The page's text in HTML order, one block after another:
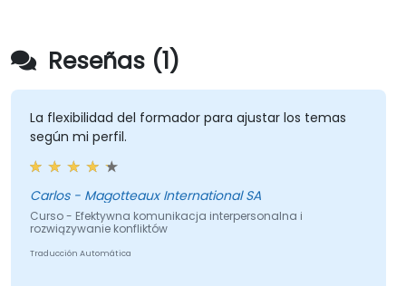
Reseñas (1)
La flexibilidad del formador para ajustar los temas
según mi perfil.
Carlos - Magotteaux International SA
Curso - Efektywna komunikacja interpersonalna i
rozwiązywanie konfliktów
Traducción Automática